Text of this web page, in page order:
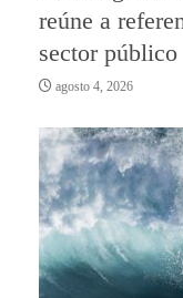
reúne a
sector público
agosto 4, 2026